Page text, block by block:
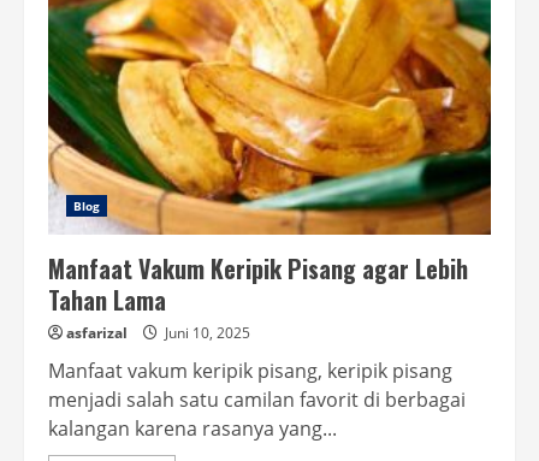
Blog
Manfaat Vakum Keripik Pisang agar Lebih
Tahan Lama
asfarizal Juni 10, 2025
Manfaat vakum keripik pisang, keripik pisang
menjadi salah satu camilan favorit di berbagai
kalangan karena rasanya yang...